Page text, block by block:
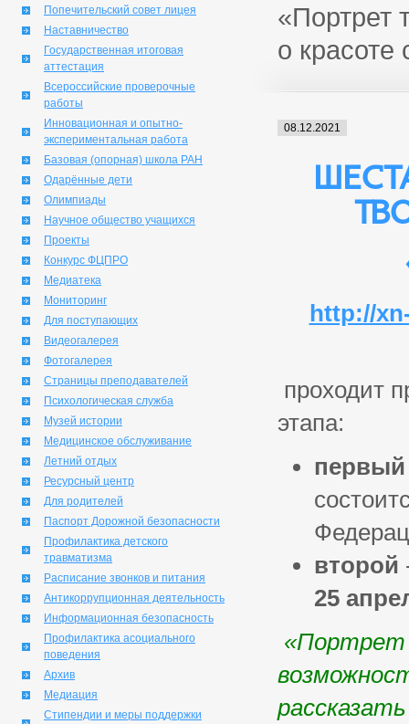
Попечительский совет лицея
Наставничество
Государственная итоговая
аттестация
Всероссийские проверочные
работы
Инновационная и опытно-
экспериментальная работа
Базовая (опорная) школа РАН
Одарённые дети
Олимпиады
Научное общество учащихся
Проекты
Конкурс ФЦПРО
Медиатека
Мониторинг
Для поступающих
Видеогалерея
Фотогалерея
Страницы преподавателей
Психологическая служба
Музей истории
Медицинское обслуживание
Летний отдых
Ресурсный центр
Для родителей
Паспорт Дорожной безопасности
Профилактика детского
травматизма
Расписание звонков и питания
Антикоррупционная деятельность
Информационная безопасность
Профилактика асоциального
поведения
Архив
Медиация
Стипендии и меры поддержки
«Портрет
о красоте
08.12.2021
http://
проходит
этапа:
первый
второй
25
«Портрет